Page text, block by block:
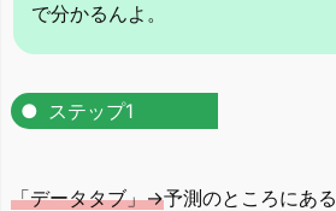
で分かるんよ。
ステップ1
「データタブ」→予測のところにある